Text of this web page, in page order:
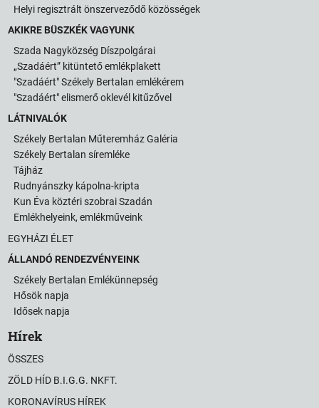
Helyi regisztrált önszerveződő közösségek
AKIKRE BÜSZKÉK VAGYUNK
Szada Nagyközség Díszpolgárai
„Szadáért” kitüntető emlékplakett
"Szadáért" Székely Bertalan emlékérem
"Szadáért" elismerő oklevél kitűzővel
LÁTNIVALÓK
Székely Bertalan Műteremház Galéria
Székely Bertalan síremléke
Tájház
Rudnyánszky kápolna-kripta
Kun Éva köztéri szobrai Szadán
Emlékhelyeink, emlékműveink
EGYHÁZI ÉLET
ÁLLANDÓ RENDEZVÉNYEINK
Székely Bertalan Emlékünnepség
Hősök napja
Idősek napja
Hírek
ÖSSZES
ZÖLD HÍD B.I.G.G. NKFT.
KORONAVÍRUS HÍREK